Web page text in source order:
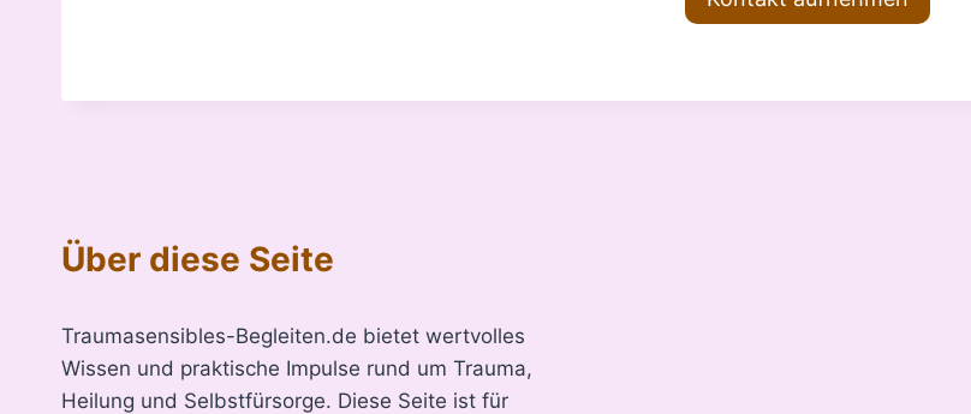
Über diese Seite
Traumasensibles-Begleiten.de bietet wertvolles
Wissen und praktische Impulse rund um Trauma,
Heilung und Selbstfürsorge. Diese Seite ist für